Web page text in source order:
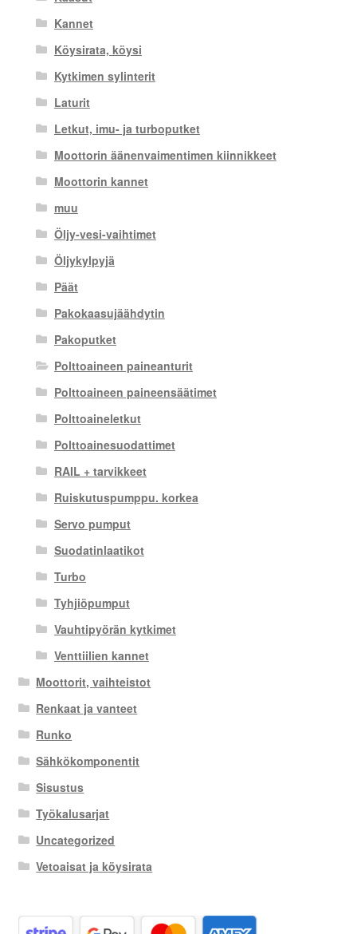
Kannet
Köysirata, köysi
Kytkimen sylinterit
Laturit
Letkut, imu- ja turboputket
Moottorin äänenvaimentimen kiinnikkeet
Moottorin kannet
muu
Öljy-vesi-vaihtimet
Öljykylpyjä
Päät
Pakokaasujäähdytin
Pakoputket
Polttoaineen paineanturit
Polttoaineen paineensäätimet
Polttoaineletkut
Polttoainesuodattimet
RAIL + tarvikkeet
Ruiskutuspumppu. korkea
Servo pumput
Suodatinlaatikot
Turbo
Tyhjiöpumput
Vauhtipyörän kytkimet
Venttiilien kannet
Moottorit, vaihteistot
Renkaat ja vanteet
Runko
Sähkökomponentit
Sisustus
Työkalusarjat
Uncategorized
Vetoaisat ja köysirata